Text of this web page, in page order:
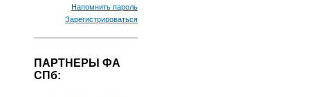
Напомнить пароль
Зарегистрироваться
ПАРТНЕРЫ ФА
СПб: